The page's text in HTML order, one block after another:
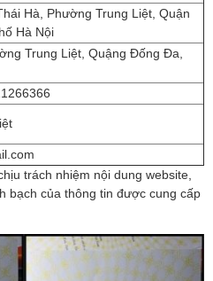
Hà, Phường Trung Liệt, Quận
Hà Nội
Trung Liệt, Quậng Đống Đa,
trách nhiệm nội dung website,
bạch của thông tin được cung cấp